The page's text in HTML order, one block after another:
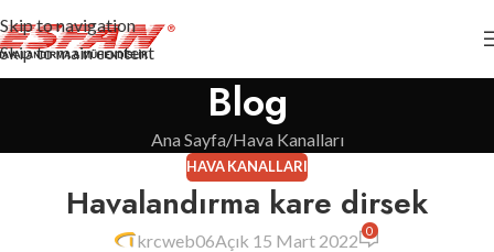
Skip to navigation
Skip to main content
Blog
Ana Sayfa Hava Kanalları
HAVA KANALLARI
Havalandırma kare dirsek
krcweb06Açık 15 Mart 2022 0